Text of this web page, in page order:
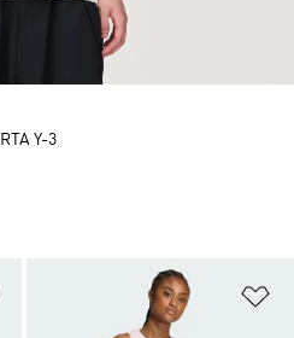
Añadir a la lista de deseos
Y-3